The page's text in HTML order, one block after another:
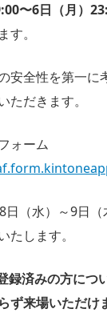
〜6日（月）
す。
安全性を第一に
ただきます。
ォーム
日（水）～9日
たします。
録済みの方につ
ず来場いただけ